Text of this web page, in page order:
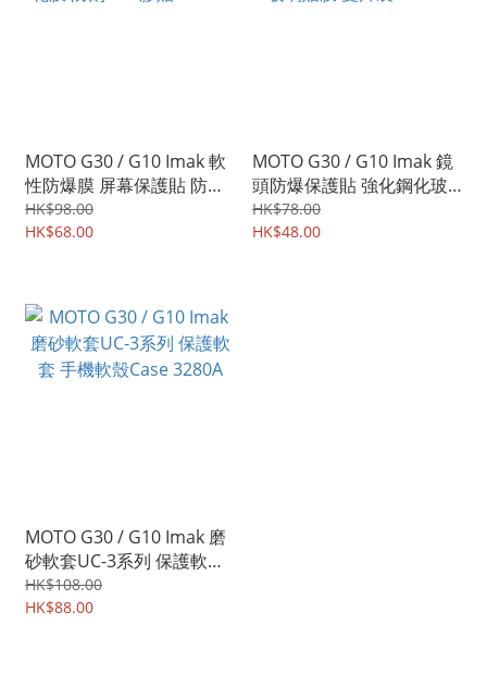
MOTO G30 / G10 Imak 軟
性防爆膜 屏幕保護貼 防花
膜 防刮TPU膠貼 5389A
HK$98.00
HK$68.00
MOTO G30 / G10 Imak 鏡
頭防爆保護貼 強化鋼化玻
璃貼膜 雙片裝 5388A
HK$78.00
HK$48.00
MOTO G30 / G10 Imak 磨
砂軟套UC-3系列 保護軟套
手機軟殼Case 3280A
HK$108.00
HK$88.00